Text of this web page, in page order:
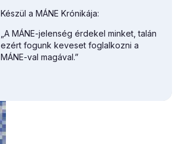
Készül a MÁNE Krónikája:
„A MÁNE-jelenség érdekel minket, talán
ezért fogunk keveset foglalkozni a
MÁNE-val magával.”